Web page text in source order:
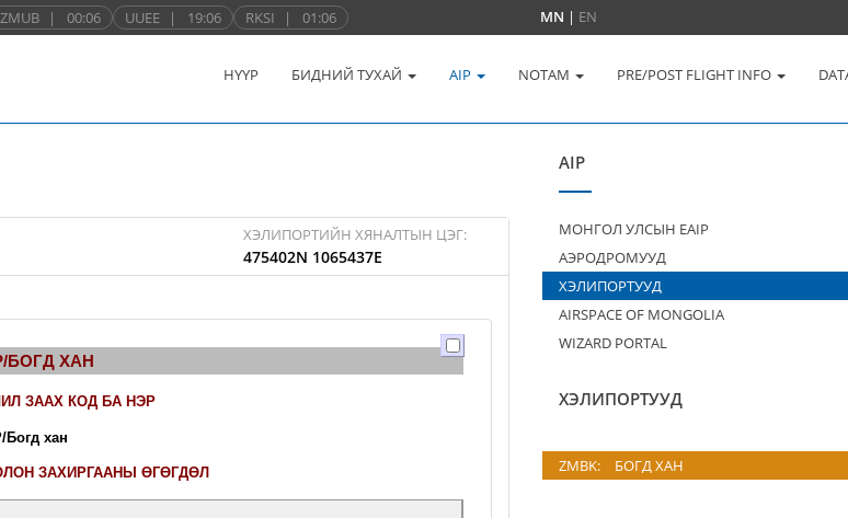
ZMUB | 00:06 UUEE | 19:06 RKSI | 01:06 MN | EN
НҮҮР БИДНИЙ ТУХАЙ AIP NOTAM PRE/POST FLIGHT INFO
ХЭЛИПОРТИЙН ХЯНАЛТЫН ЦЭГ:
475402N 1065437E
AIP
МОНГОЛ УЛСЫН EAIP
АЭРОДРОМУУД
ХЭЛИПОРТУУД
AIRSPACE OF MONGOLIA
WIZARD PORTAL
ХЭЛИПОРТУУД
ZMBK: БОГД ХАН